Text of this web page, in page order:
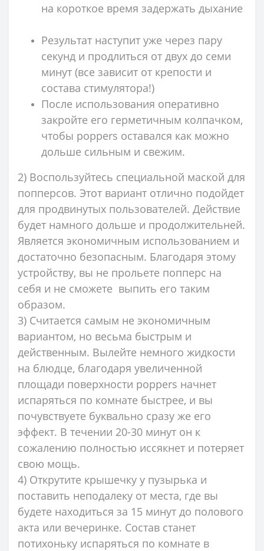
на короткое время задержать дыхание
Результат наступит уже через пару
секунд и продлиться от двух до семи
минут (все зависит от крепости и
состава стимулятора!)
После использования оперативно
закройте его герметичным колпачком,
чтобы poppers оставался как можно
дольше сильным и свежим.
2) Воспользуйтесь специальной маской для
попперсов. Этот вариант отлично подойдет
для продвинутых пользователей. Действие
будет намного дольше и продолжительней.
Является экономичным использованием и
достаточно безопасным. Благодаря этому
устройству, вы не прольете попперс на
себя и не сможете выпить его таким
образом.
3) Считается самым не экономичным
вариантом, но весьма быстрым и
действенным. Вылейте немного жидкости
на блюдце, благодаря увеличенной
площади поверхности poppers начнет
испаряться по комнате быстрее, и вы
почувствуете буквально сразу же его
эффект. В течении 20-30 минут он к
сожалению полностью иссякнет и потеряет
свою мощь.
4) Открутите крышечку у пузырька и
поставить неподалеку от места, где вы
будете находиться за 15 минут до полового
акта или вечеринке. Состав станет
потихоньку испаряться по комнате в